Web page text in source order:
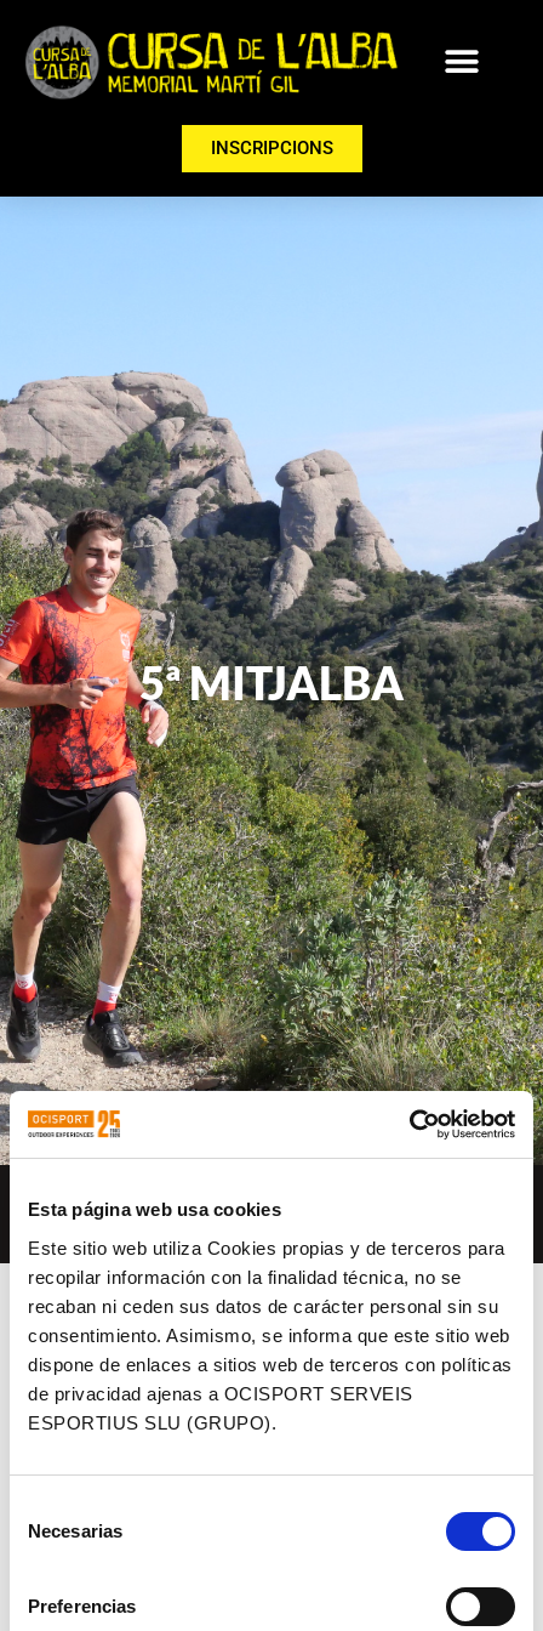
Esta página web usa cookies
Este sitio web utiliza Cookies propias y de terceros para
recopilar información con la finalidad técnica, no se
recaban ni ceden sus datos de carácter personal sin su
consentimiento. Asimismo, se informa que este sitio web
dispone de enlaces a sitios web de terceros con políticas
de privacidad ajenas a OCISPORT SERVEIS
ESPORTIUS SLU (GRUPO).
Necesarias
Preferencias
INSCRIPCIONS
5ª MITJALBA
12 KM – 600 M+